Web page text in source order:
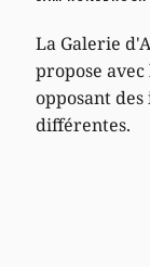
La Galerie
propose
opposant
différentes.